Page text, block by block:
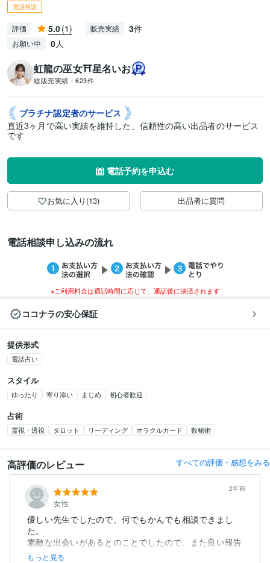
電話相談
評価 5.0(1) 販売実績 3件
お願い中 0人
虹龍の巫女⛩️星名いお
総販売実績： 623件
プラチナ認定者のサービス
直近3ヶ月で高い実績を維持した、信頼性の高い出品者のサービス
です
電話予約を申込む
お気に入り(13) 出品者に質問
電話相談申し込みの流れ
※ご利用料金は通話時間に応じて、通話後に決済されます
ココナラの安心保証
提供形式
電話占い
スタイル
ゆったり 寄り添い まじめ 初心者歓迎
占術
霊視・透視 タロット リーディング オラクルカード 数秘術
高評価のレビュー すべての評価・感想をみる
女性
2年前
優しい先生でしたので、何でもかんでも相談できまし
た。
素敵な出会いがあるとのことでしたので、また良い報告
をさせていただき...
もっと見る